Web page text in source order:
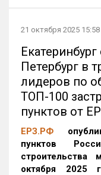
21 октября 2025 15:58
Петербург в
лидеров по
ТОП-100
пунктов от
ЕРЗ.РФ
пунктов
октября 2025